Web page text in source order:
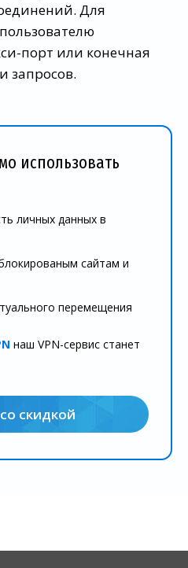
Для
порт или конечная
запросов.
использовать
личных данных в
сайтам и
перемещения
наш VPN-сервис станет
скидкой